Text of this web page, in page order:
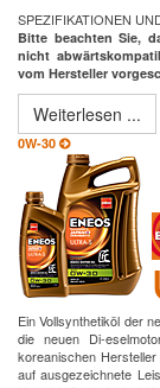
SPEZIFIKATIONEN
Bitte beachten Sie,
nicht
vom Hersteller
Weiterlesen ...
0W-30
Ein Vollsynthetiköl der
die neuen Di-
koreanischen
auf ausgezeichnete